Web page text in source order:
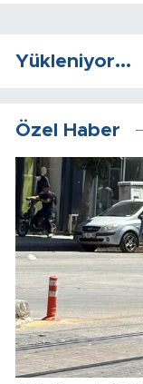
Yükleniyor...
Özel Haber